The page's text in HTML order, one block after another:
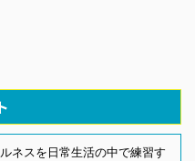
ネスを日常生活の中で練習す